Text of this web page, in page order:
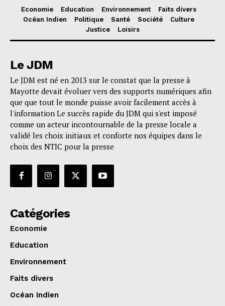
Economie Education Environnement
Faits divers
Océan Indien
Politique Santé Société
Culture
Justice
Loisirs
Le JDM
Le JDM est né en 2013 sur le constat que la presse à
Mayotte devait évoluer vers des supports numériques afin
que que tout le monde puisse avoir facilement accès à
l'information Le succès rapide du JDM qui s'est imposé
comme un acteur incontournable de la presse locale a
validé les choix initiaux et conforte nos équipes dans le
choix des NTIC pour la presse
Catégories
Economie
Education
Environnement
Faits divers
Océan Indien